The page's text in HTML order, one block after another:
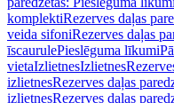
komplektiRezerves daļas
veida sifoniRezerves daļas
īscaurulePieslēguma līkumi
vietaIzlietnesIzlietnes
izlietnesRezerves daļas
izlietnesRezerves daļas